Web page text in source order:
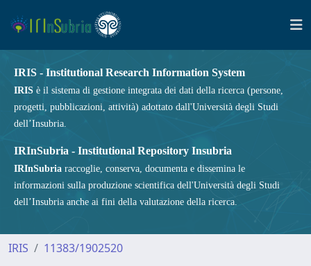
IRIS - Institutional Research Information System
IRIS è il sistema di gestione integrata dei dati della ricerca (persone,
progetti, pubblicazioni, attività) adottato dall'Università degli Studi
dell’Insubria.
IRInSubria - Institutional Repository Insubria
IRInSubria raccoglie, conserva, documenta e dissemina le
informazioni sulla produzione scientifica dell'Università degli Studi
dell’Insubria anche ai fini della valutazione della ricerca.
IRIS 11383/1902520